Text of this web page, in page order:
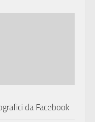
da Facebook